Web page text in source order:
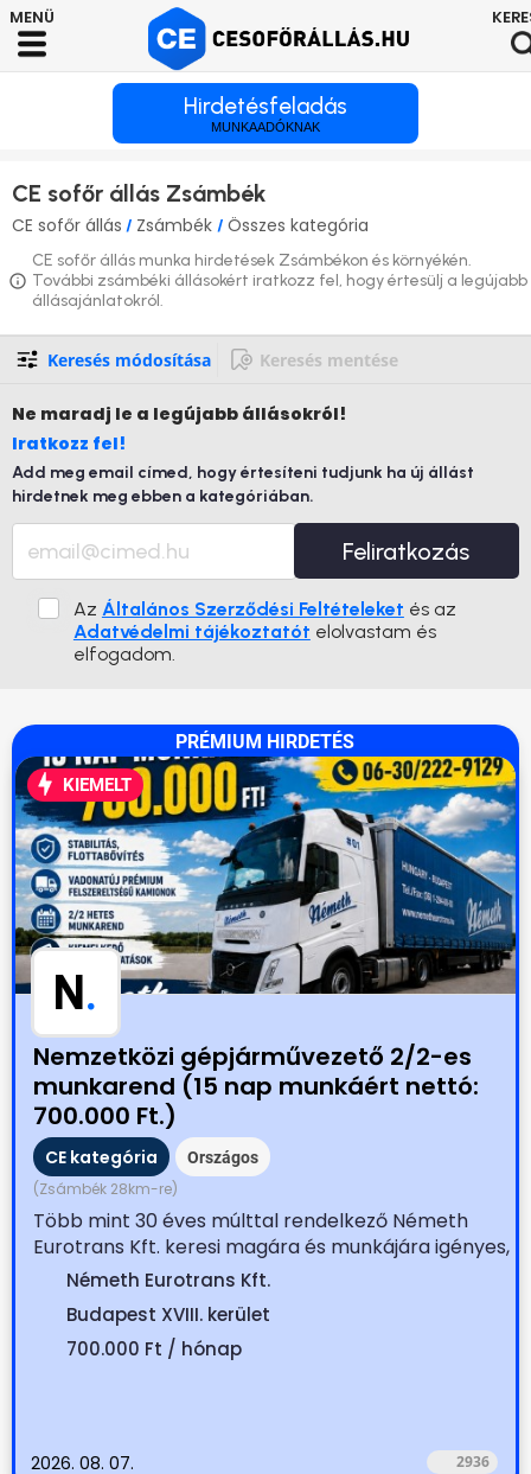
Hirdetésfeladás
MUNKAADÓKNAK
CE sofőr állás Zsámbék
CE sofőr állás / Zsámbék / Összes kategória
CE sofőr állás munka hirdetések Zsámbékon és környékén.
További zsámbéki állásokért iratkozz fel, hogy értesülj a legújabb
állásajánlatokról.
Keresés módosítása Keresés mentése
Ne maradj le a legújabb állásokról!
Iratkozz fel!
Add meg email címed, hogy értesíteni tudjunk ha új állást
hirdetnek meg ebben a kategóriában.
Feliratkozás
Az Általános Szerződési Feltételeket és az
Adatvédelmi tájékoztatót elolvastam és
elfogadom.
PRÉMIUM HIRDETÉS
KIEMELT
N.
Nemzetközi gépjárművezető 2/2-es
munkarend (15 nap munkáért nettó:
700.000 Ft.)
CE kategória Országos
(Zsámbék 28km-re)
Több mint 30 éves múlttal rendelkező Németh
Eurotrans Kft. keresi magára és munkájára igényes,
tapasztalt...
Németh Eurotrans Kft.
Budapest XVIII. kerület
700.000 Ft / hónap
2026. 08. 07. 2936